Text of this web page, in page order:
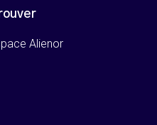
Alienor